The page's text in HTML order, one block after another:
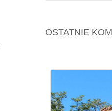
OSTATNIE